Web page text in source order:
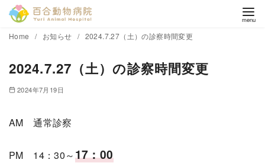
移
Home お知らせ 2024.7.27（土）の診察時間変更
2024.7.27（土）の診察時間変更
2024年7月19日
AM 通常診察
PM 14：30～17：00